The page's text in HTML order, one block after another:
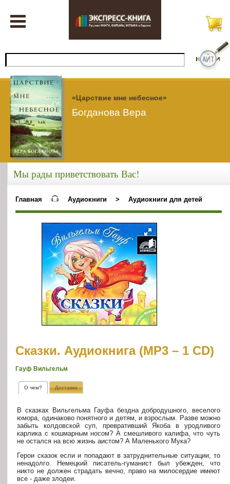
«Царствие мне небесное»
Богданова Вера
Мы рады приветствовать Вас!
Главная Аудиокниги > Аудиокниги для детей
Сказки. Аудиокнига (MP3 – 1 CD)
Гауф Вильгельм
О чем? Доставка
В сказках Вильгельма Гауфа бездна добродушного, веселого
юмора, одинаково понятного и детям, и взрослым. Разве можно
забыть колдовской суп, превративший Якоба в уродливого
карлика с кошмарным носом? А смешливого калифа, что чуть
не остался на всю жизнь аистом? А Маленького Мука?
Герои сказок если и попадают в затруднительные ситуации, то
ненадолго. Немецкий писатель-гуманист был убежден, что
никто не должен страдать вечно, право на милосердие имеют
все - даже злодеи.